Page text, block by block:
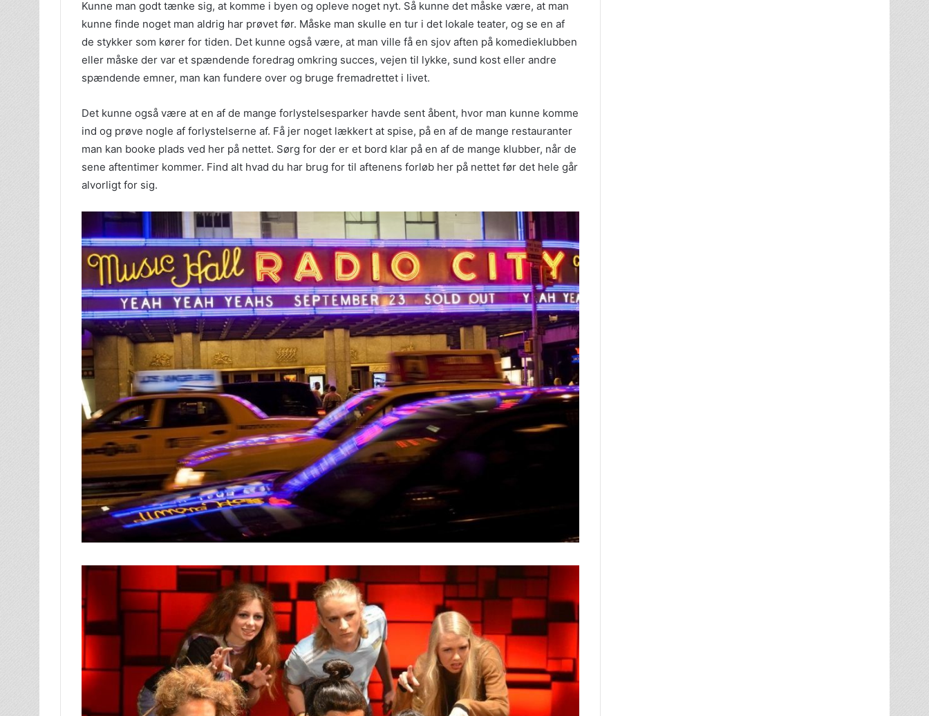
Kunne man godt tænke sig, at komme i byen og opleve noget nyt. Så kunne det måske være, at man
kunne finde noget man aldrig har prøvet før. Måske man skulle en tur i det lokale teater, og se en af
de stykker som kører for tiden. Det kunne også være, at man ville få en sjov aften på komedieklubben
eller måske der var et spændende foredrag omkring succes, vejen til lykke, sund kost eller andre
spændende emner, man kan fundere over og bruge fremadrettet i livet.
Det kunne også være at en af de mange forlystelsesparker havde sent åbent, hvor man kunne komme
ind og prøve nogle af forlystelserne af. Få jer noget lækkert at spise, på en af de mange restauranter
man kan booke plads ved her på nettet. Sørg for der er et bord klar på en af de mange klubber, når de
sene aftentimer kommer. Find alt hvad du har brug for til aftenens forløb her på nettet før det hele går
alvorligt for sig.